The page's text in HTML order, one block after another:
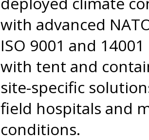
with advanced
ISO 9001 and
with tent and
site-specific
field hospitals and
conditions.